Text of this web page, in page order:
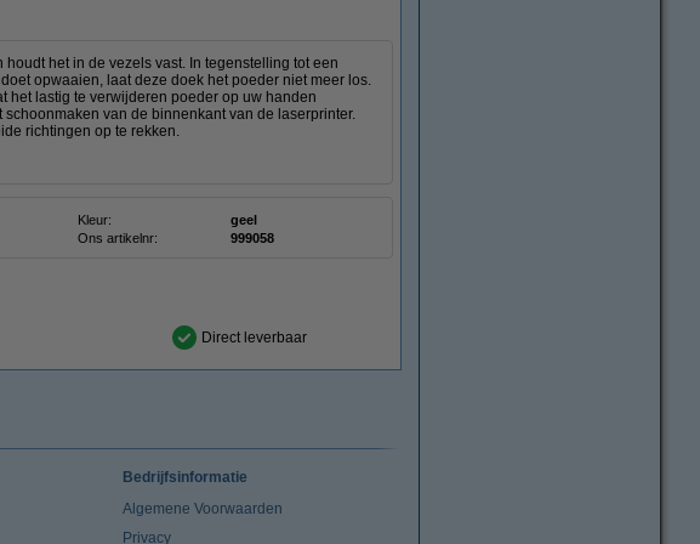
het in de vezels vast. In tegenstelling tot een
opwaaien, laat deze doek het poeder niet meer los.
het lastig te verwijderen poeder op uw handen
van de binnenkant van de laserprinter.
richtingen op te rekken.
Kleur:
geel
Ons artikelnr: 999058
Direct leverbaar
Bedrijfsinformatie
Algemene Voorwaarden
Privacy